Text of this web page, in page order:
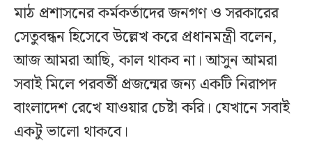
মাঠ প্রশাসনের কর্মকর্তাদের জনগণ ও সরকারের
সেতুবন্ধন হিসেবে উল্লেখ করে প্রধানমন্ত্রী বলেন,
আজ আমরা আছি, কাল থাকব না। আসুন আমরা
সবাই মিলে পরবর্তী প্রজন্মের জন্য একটি নিরাপদ
বাংলাদেশ রেখে যাওয়ার চেষ্টা করি। যেখানে সবাই
একটু ভালো থাকবে।